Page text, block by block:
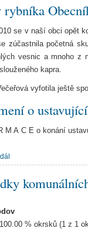
se v naší obci opět
zúčastnila početná
vesnic a mnoho z
kapra.
vyfotila ještě
o
M A C E o konání
% okrsků (1 z 1